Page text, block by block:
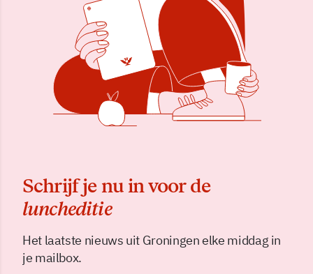
Schrijf je nu in voor de
luncheditie
Het laatste nieuws uit Groningen elke middag in
je mailbox.